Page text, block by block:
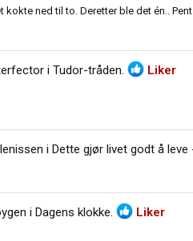
ned til to. Deretter ble det én..
i Tudor-tråden. Liker
i Dette gjør livet godt å
i Dagens klokke. Liker